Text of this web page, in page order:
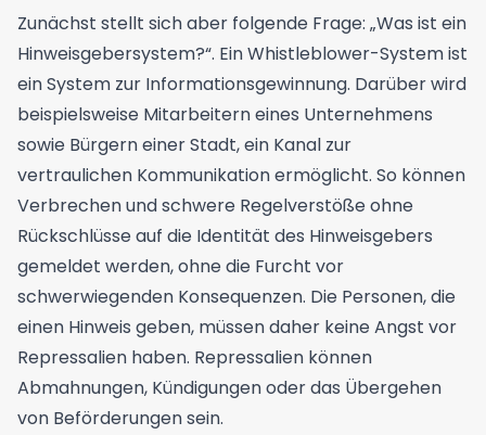
Zunächst stellt sich aber folgende Frage: „Was ist ein
Hinweisgebersystem?“. Ein Whistleblower-System ist
ein System zur Informationsgewinnung. Darüber wird
beispielsweise Mitarbeitern eines Unternehmens
sowie Bürgern einer Stadt, ein Kanal zur
vertraulichen Kommunikation ermöglicht. So können
Verbrechen und schwere Regelverstöße ohne
Rückschlüsse auf die Identität des Hinweisgebers
gemeldet werden, ohne die Furcht vor
schwerwiegenden Konsequenzen. Die Personen, die
einen Hinweis geben, müssen daher keine Angst vor
Repressalien haben. Repressalien können
Abmahnungen, Kündigungen oder das Übergehen
von Beförderungen sein.